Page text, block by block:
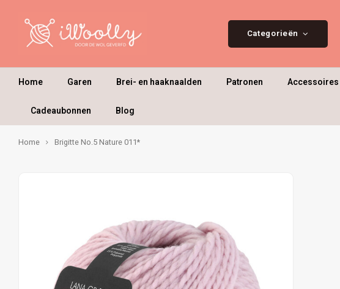
Categorieën
Home Garen Brei- en haaknaalden Patronen Accessoires
Cadeaubonnen Blog
Home Brigitte No.5 Nature 011*